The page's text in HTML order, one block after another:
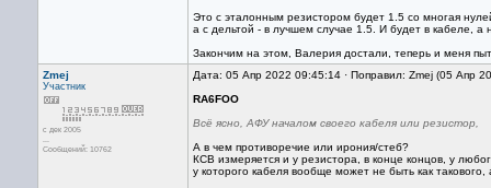
Это с эталонным резистором будет 1.5 со многая
а с дельтой - в лучшем случае 1.5. И будет в кабеле, а
Закончим на этом, Валерия достали, теперь и меня
Zmej
Участник
с дек 2005
...
Сообщений: 10762
Дата: 05 Апр 2022 09:45:14 · Поправил: Zmej (05 Апр
RA6FOO
Всё ясно, АФУ началом своего кабеля или резистор,
А в чем противоречие или ирония/стеб?
КСВ измеряется и у резистора, в конце концов, у
у которого кабеля вообще может не быть как